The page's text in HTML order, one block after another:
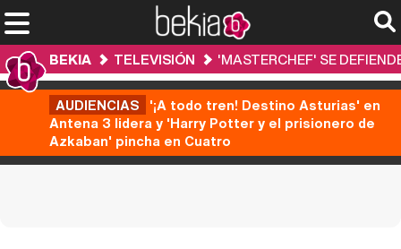
BEKIA TELEVISIÓN 'MASTERCHEF' SE
AUDIENCIAS '¡A todo tren! Destino Asturias' en
Antena 3 lidera y 'Harry Potter y el prisionero de
Azkaban' pincha en Cuatro